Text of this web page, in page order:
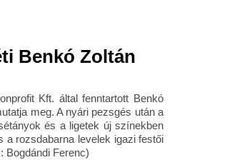
Benkó Zoltán
Kft. által fenntartott Benkó
meg. A nyári pezsgés után a
és a ligetek új színekben
a rozsdabarna levelek igazi festői
Bogdándi Ferenc)